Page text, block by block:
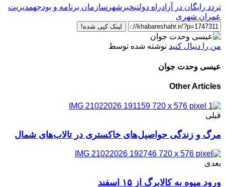
تردد رایگان در آزادراه دولتیخبرشهر سازمان برنامه و بودجهمدیریت
عمران شهری
لینک کپی شده!
من را دنبال کنید نوشته شده توسط
عیسی وحدت جوان
Other Articles
قبلی
مرگ و زندگی حواصیل‌های خاکستری در تالاب‌های شمال
بعدی
ورود میوه به کالابرگ از ۱۵ اسفند